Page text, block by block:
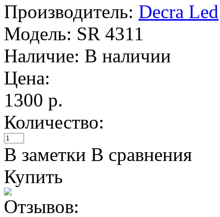
Производитель: Decra Led
Модель: SR 4311
Наличие: В наличии
Цена:
1300 р.
Количество:
В заметки В сравнения
Купить